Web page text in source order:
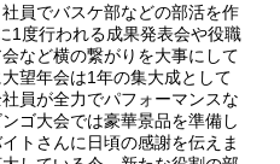
員でバスケ部などの部活を作
1度行われる成果発表会や役職
など横の繋がりを大事にして
望年会は1年の集大成として
員が全力でパフォーマンスな
ゴ大会では豪華景品を準備し
トさんに日頃の感謝を伝えま